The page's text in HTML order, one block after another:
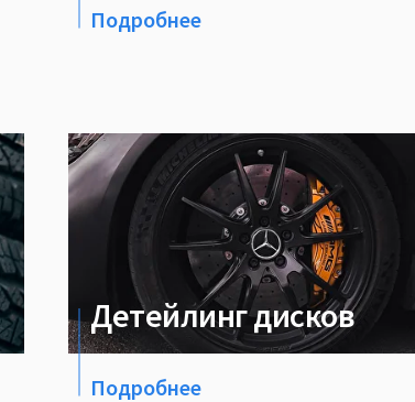
Подробнее
Детейлинг дисков
Подробнее